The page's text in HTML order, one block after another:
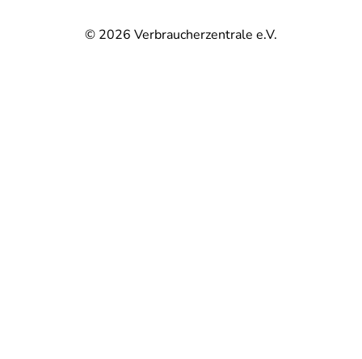
© 2026 Verbraucherzentrale e.V.